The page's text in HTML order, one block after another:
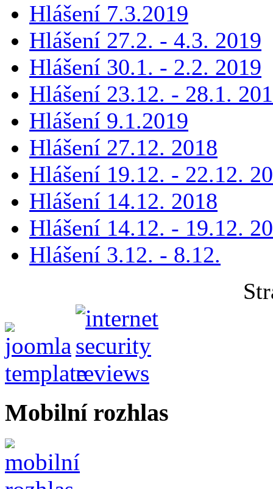
Hlášení 7.3.2019
Hlášení 27.2. - 4.3. 2019
Hlášení 30.1. - 2.2. 2019
Hlášení 23.12. - 28.1.
Hlášení 9.1.2019
Hlášení 27.12. 2018
Hlášení 19.12. - 22.12.
Hlášení 14.12. 2018
Hlášení 14.12. - 19.12.
Hlášení 3.12. - 8.12.
Mobilní rozhlas